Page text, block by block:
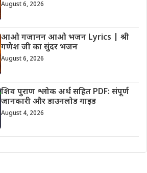
August 6, 2026
आओ गजानन आओ भजन Lyrics | श्री
गणेश जी का सुंदर भजन
August 6, 2026
शिव पुराण श्लोक अर्थ सहित PDF: संपूर्ण
जानकारी और डाउनलोड गाइड
August 4, 2026